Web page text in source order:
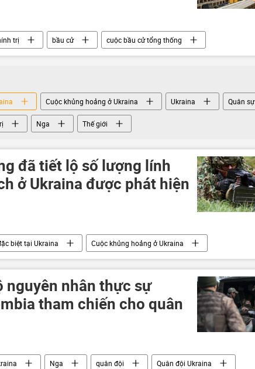
trị bầu cử cuộc bầu cử tổng thống
Cuộc khủng hoảng ở Ukraina Ukraina Quân sự
Nga Thế giới
đã tiết lộ số lượng lính
ở Ukraina được phát hiện
biệt tại Ukraina
Cuộc khủng hoảng ở Ukraina
Nga Bộ Quốc phòng Nga
nguyên nhân thực sự
tham chiến cho quân
Nga quân đội
Quân đội Ukraina